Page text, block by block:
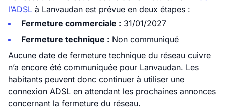
l’ADSL à Lanvaudan est prévue en deux étapes :
Fermeture commerciale : 31/01/2027
Fermeture technique : Non communiqué
Aucune date de fermeture technique du réseau cuivre
n’a encore été communiquée pour Lanvaudan. Les
habitants peuvent donc continuer à utiliser une
connexion ADSL en attendant les prochaines annonces
concernant la fermeture du réseau.